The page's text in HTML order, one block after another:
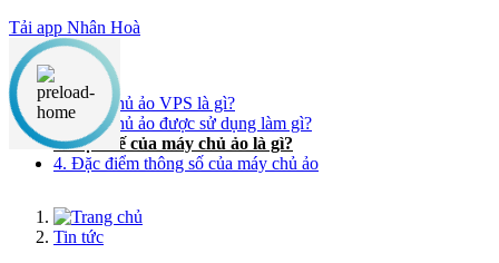
Tải app Nhân Hoà
Nội dung chính
1. Máy chủ ảo VPS là gì?
2. Máy chủ ảo được sử dụng làm gì?
3. Lợi thế của máy chủ ảo là gì?
4. Đặc điểm thông số của máy chủ ảo
Tin tức